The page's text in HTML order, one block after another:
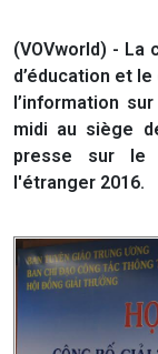
(VOVworld) - La
d’éducation et
l’information
midi au siège
presse sur le
l'étranger 2016.